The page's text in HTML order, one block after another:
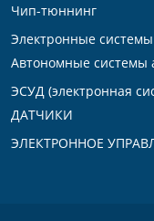
Чип-тюннинг
Электронные
Автономные системы
ЭСУД (электронная
ДАТЧИКИ
ЭЛЕКТРОННОЕ